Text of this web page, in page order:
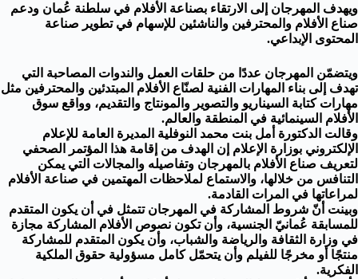
ويهدف المهرجان إلى الارتقاء بصناعة الأفلام في سلطنة عُمان ودعم
صناع الأفلام والمحترفين والناشئين للإسهام في تطوير صناعة
المحتوى الإبداعي.
ويتضمّن المهرجان عددًا من حلقات العمل والندوات المصاحبة التي
تهدف إلى بناء المهارات الفنية لصنّاع الأفلام المبتدئين والمحترفين مثل
مهارات كتابة السيناريو والتصوير والمونتاج والتقديم، وواقع سوق
الأفلام السينمائية في المنطقة والعالم.
وقالت الدكتورة أمل بنت محمد النوفلية المديرة العامة للإعلام
الإلكتروني بوزارة الإعلام إن الهدف من إقامة هذا المؤتمر الصحفي
لتعريف صناع الأفلام بالمهرجان وتفاصيله والمجالات التي يمكن
التنافس من خلالها، والاستماع لملاحظات المهتمين في صناعة الأفلام
لمراعاتها في المرات القادمة.
وبينت أنّ شروط المشاركة في المهرجان تتمثل في أن يكون المتقدم
للمسابقة عُمانيّ الجنسية، وأن تكون نصوص الأفلام المشاركة مجازة
في وزارة الثقافة والرياضة والشباب، وأن يكون المتقدم للمشاركة
منتجًا أو مخرجًا للفيلم وأن يتحمّل كامل مسؤولية حقوق الملكية
الفكرية.